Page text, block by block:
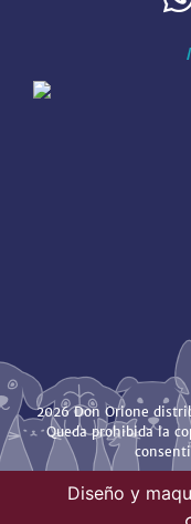
2026 Don Orione
Queda prohibida la
Diseño y